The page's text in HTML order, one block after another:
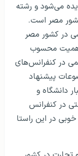
می‌شود و رشته
مصر است.
در کشور مصر
اهمیت محسوب
در کنفرانس‌های
پیشنهاد
دانشگاه و
در کنفرانس
در این راستا